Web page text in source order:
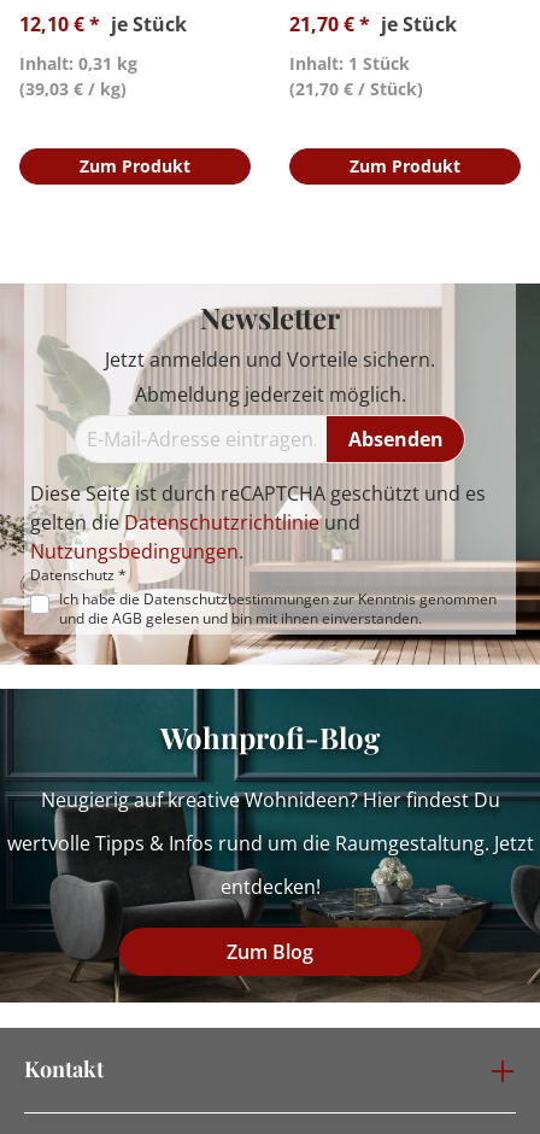
12,10 € * je Stück
Inhalt: 0,31 kg
(39,03 € / kg)
Zum Produkt
21,70 € * je Stück
Inhalt: 1 Stück
(21,70 € / Stück)
Zum Produkt
Newsletter
Jetzt anmelden und Vorteile sichern.
Abmeldung jederzeit möglich.
Absenden
Diese Seite ist durch reCAPTCHA geschützt und es
gelten dieDatenschutzrichtlinieund
Nutzungsbedingungen.
Datenschutz *
Ich habe die Datenschutzbestimmungenzur Kenntnis genommen
und die AGB gelesen und bin mit ihnen einverstanden.
Wohnprofi-Blog
Neugierig auf kreative Wohnideen? Hier findest Du
wertvolle Tipps & Infos rund um die Raumgestaltung. Jetzt
entdecken!
Zum Blog
Kontakt